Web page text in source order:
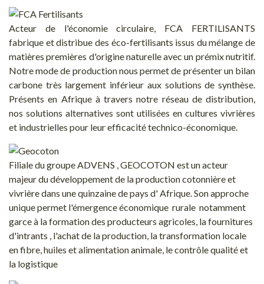
Acteur de l'économie circulaire, FCA FERTILISANTS
fabrique et distribue des éco-fertilisants issus du mélange de
matières premières d'origine naturelle avec un prémix nutritif.
Notre mode de production nous permet de présenter un bilan
carbone très largement inférieur aux solutions de synthèse.
Présents en Afrique à travers notre réseau de distribution,
nos solutions alternatives sont utilisées en cultures vivrières
et industrielles pour leur efficacité technico-économique.
Filiale du groupe ADVENS , GEOCOTON est un acteur
majeur du développement de la production cotonnière et
vivrière dans une quinzaine de pays d' Afrique. Son approche
unique permet l'émergence économique rurale notamment
garce à la formation des producteurs agricoles, la fournitures
d'intrants , l'achat de la production, la transformation locale
en fibre, huiles et alimentation animale, le contrôle qualité et
la logistique